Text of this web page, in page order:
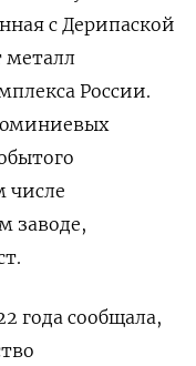
с Дерипаской
металл
России.
числе
заводе,
года сообщала,